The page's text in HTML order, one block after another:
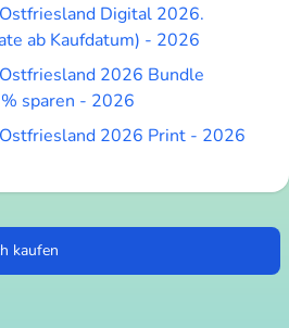
Digital 2026.
ab Kaufdatum) - 2026
2026 Bundle
sparen - 2026
2026 Print - 2026
kaufen